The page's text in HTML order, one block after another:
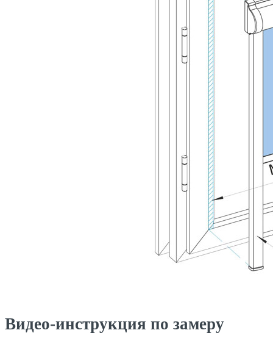
Видео-инструкция по замеру